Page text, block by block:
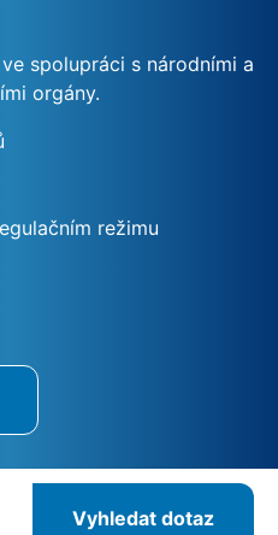
spolupráci s národními a
orgány.
režimu
Vyhledat dotaz